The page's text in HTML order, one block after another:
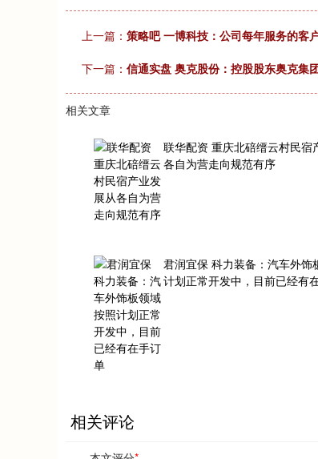
上一篇： 策略吧 一博科技：公司每年服务的客
下一篇： 信通实盘 奥克股份：控股股东奥克集
相关文章
联华配资 重庆北碚缙云村民宿
各自为营走向规范有序
君润宜保 科力装备：汽车外饰
计划正常开发中，目前已经有
相关评论